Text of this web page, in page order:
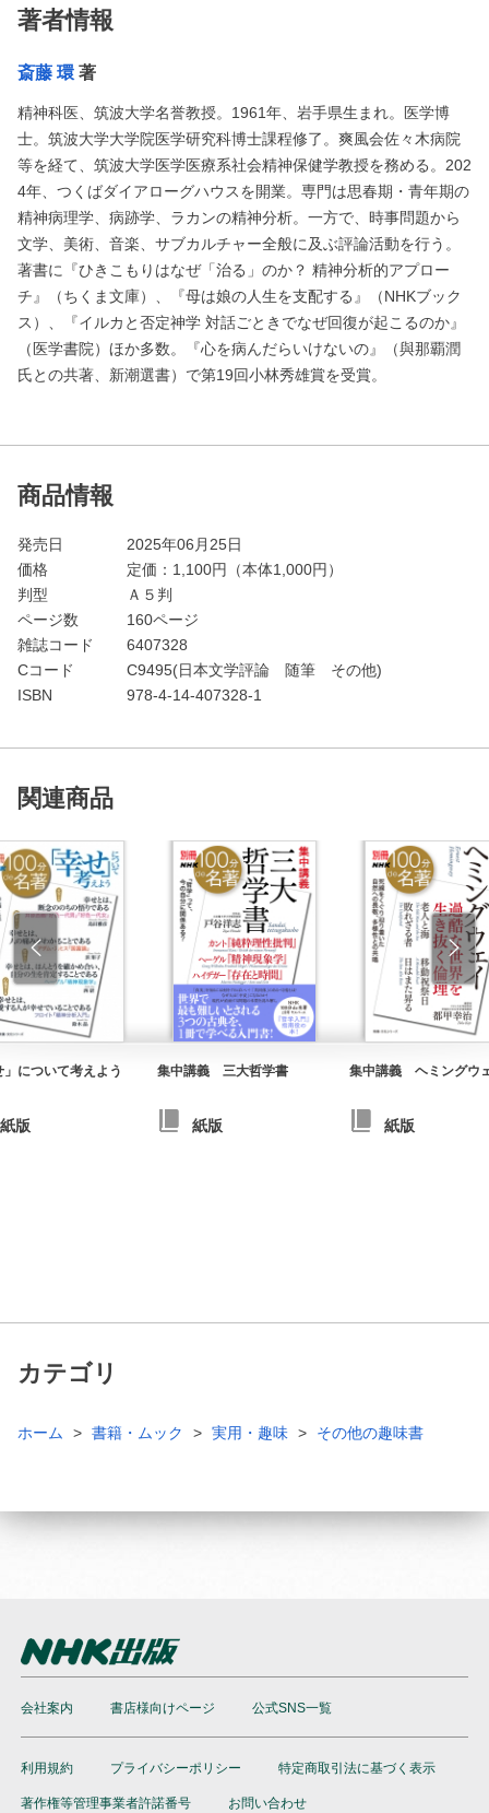
著者情報
斎藤 環 著
精神科医、筑波大学名誉教授。1961年、岩手県生まれ。医学博
士。筑波大学大学院医学研究科博士課程修了。爽風会佐々木病院
等を経て、筑波大学医学医療系社会精神保健学教授を務める。202
4年、つくばダイアローグハウスを開業。専門は思春期・青年期の
精神病理学、病跡学、ラカンの精神分析。一方で、時事問題から
文学、美術、音楽、サブカルチャー全般に及ぶ評論活動を行う。
著書に『ひきこもりはなぜ「治る」のか？ 精神分析的アプロー
チ』（ちくま文庫）、『母は娘の人生を支配する』（NHKブック
ス）、『イルカと否定神学 対話ごときでなぜ回復が起こるのか』
（医学書院）ほか多数。『心を病んだらいけないの』（與那覇潤
氏との共著、新潮選書）で第19回小林秀雄賞を受賞。
商品情報
発売日
2025年06月25日
価格
定価： 1,100円（本体1,000円）
判型
Ａ５判
ページ数
160ページ
雑誌コード
6407328
Cコード
C9495(日本文学評論 随筆 その他)
ISBN
978-4-14-407328-1
関連商品
」について考えよう
紙版
集中講義 三大哲学書
紙版
集中講義 ヘミングウ
紙版
カテゴリ
ホーム 書籍・ムック 実用・趣味 その他の趣味書
会社案内 書店様向けページ 公式SNS一覧
利用規約 プライバシーポリシー 特定商取引法に基づく表示
著作権等管理事業者許諾番号 お問い合わせ